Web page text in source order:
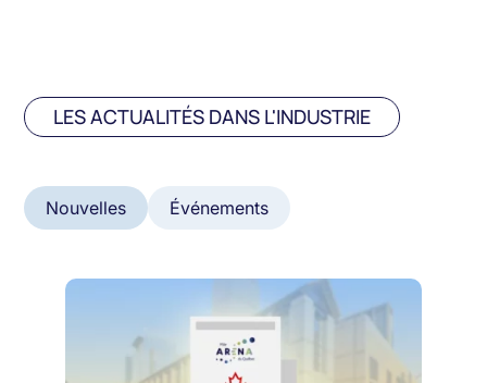
LES ACTUALITÉS DANS L'INDUSTRIE
Nouvelles Événements